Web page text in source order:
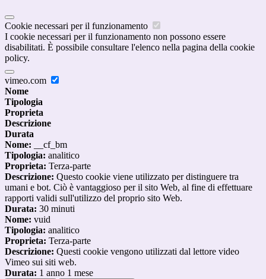
Cookie necessari per il funzionamento
I cookie necessari per il funzionamento non possono essere
disabilitati. È possibile consultare l'elenco nella pagina della cookie
policy.
vimeo.com
Nome
Tipologia
Proprieta
Descrizione
Durata
Nome: __cf_bm
Tipologia: analitico
Proprieta: Terza-parte
Descrizione: Questo cookie viene utilizzato per distinguere tra
umani e bot. Ciò è vantaggioso per il sito Web, al fine di effettuare
rapporti validi sull'utilizzo del proprio sito Web.
Durata: 30 minuti
Nome: vuid
Tipologia: analitico
Proprieta: Terza-parte
Descrizione: Questi cookie vengono utilizzati dal lettore video
Vimeo sui siti web.
Durata: 1 anno 1 mese